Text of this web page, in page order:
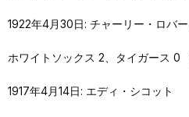
1922年4月30日: チャーリー・ロバ
ホワイトソックス 2、タイガース 0
1917年4月14日: エディ・シコット